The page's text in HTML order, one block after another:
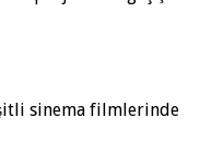
sinema filmlerinde